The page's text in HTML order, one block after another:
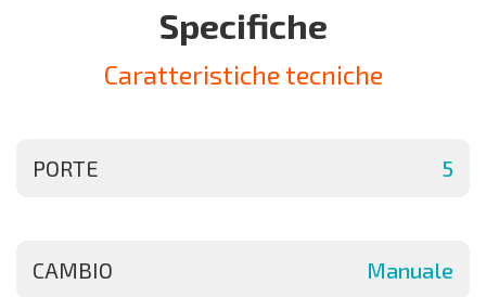
Specifiche
Caratteristiche tecniche
PORTE 5
CAMBIO Manuale